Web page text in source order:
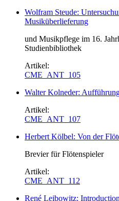
Wolfram Steude:
Musiküberlieferung
und Musikpflege im 16.
Studienbibliothek
Artikel:
CME_ANT_105
Walter Kolneder:
Artikel:
CME_ANT_107
Herbert Kölbel: Von der
Brevier für Flötenspieler
Artikel:
CME_ANT_112
René Leibowitz: